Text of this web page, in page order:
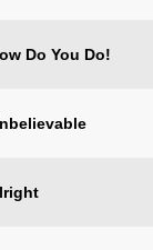
Do You Do!